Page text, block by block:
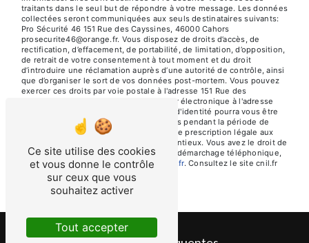
traitants dans le seul but de répondre à votre message. Les données
collectées seront communiquées aux seuls destinataires suivants:
Pro Sécurité 46 151 Rue des Cayssines, 46000 Cahors
prosecurite46@orange.fr. Vous disposez de droits d’accès, de
rectification, d’effacement, de portabilité, de limitation, d’opposition,
de retrait de votre consentement à tout moment et du droit
d’introduire une réclamation auprès d’une autorité de contrôle, ainsi
que d’organiser le sort de vos données post-mortem. Vous pouvez
exercer ces droits par voie postale à l'adresse 151 Rue des
Cayssines, 46000 Cahors ou par courrier électronique à l'adresse
prosecurite46@orange.fr. Un justificatif d'identité pourra vous être
demandé. Nous conservons vos données pendant la période de
prise de contact puis pendant la durée de prescription légale aux
fins probatoires et de gestion des contentieux. Vous avez le droit de
vous inscrire sur la liste d'opposition au démarchage téléphonique,
disponible à cette adresse:Bloctel.gouv.fr. Consultez le site cnil.fr
pour plus d’informations sur vos droits.
Ce site utilise des cookies
et vous donne le contrôle
sur ceux que vous
souhaitez activer
Tout accepter